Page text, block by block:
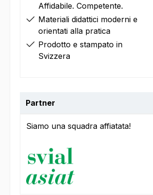
Affidabile. Competente.
Materiali didattici moderni e
orientati alla pratica
Prodotto e stampato in
Svizzera
Partner
Siamo una squadra affiatata!